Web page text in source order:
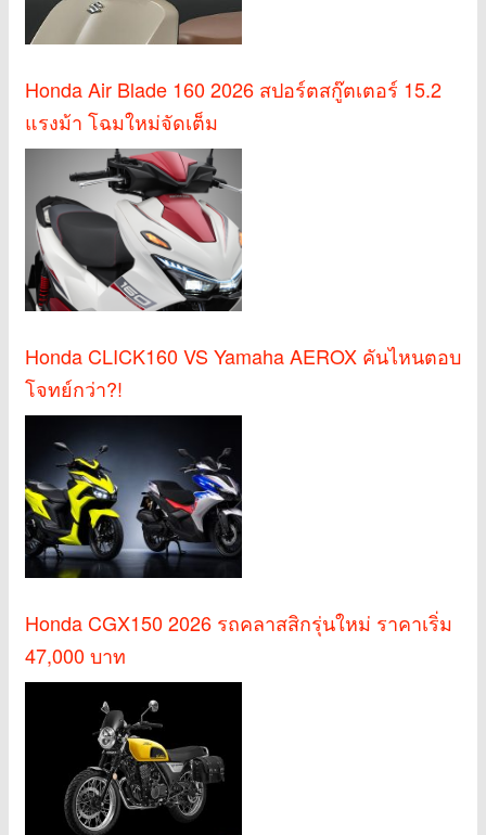
Honda Air Blade 160 2026 สปอร์ตสกู๊ตเตอร์ 15.2
แรงม้า โฉมใหม่จัดเต็ม
Honda CLICK160 VS Yamaha AEROX คันไหนตอบ
โจทย์กว่า?!
Honda CGX150 2026 รถคลาสสิกรุ่นใหม่ ราคาเริ่ม
47,000 บาท